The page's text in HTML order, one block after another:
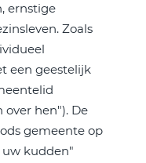
ernstige
Zoals
een geestelijk
hen"). De
gemeente op
kudden"